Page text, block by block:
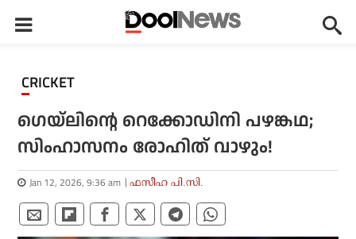
CRICKET
ഗെയ്ലിന്റെ റെക്കോഡിനി പഴങ്കഥ;
സിംഹാസനം രോഹിത് വാഴും!
Jan 12, 2026, 9:36 am ഫസീഹ പി.സി.